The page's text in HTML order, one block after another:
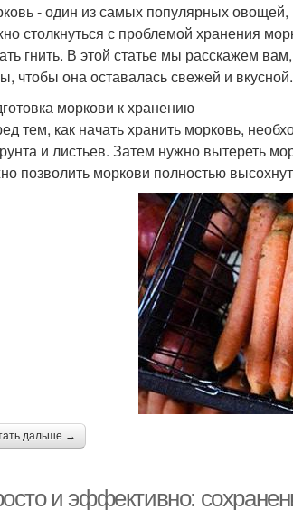
- один из самых популярных
столкнуться с проблемой хранения
гнить. В этой статье мы расскажем
чтобы она оставалась свежей и вкусной.
моркови к хранению
тем, как начать хранить морковь,
и листьев. Затем нужно вытереть
позволить моркови полностью
дальше →
и эффективно: